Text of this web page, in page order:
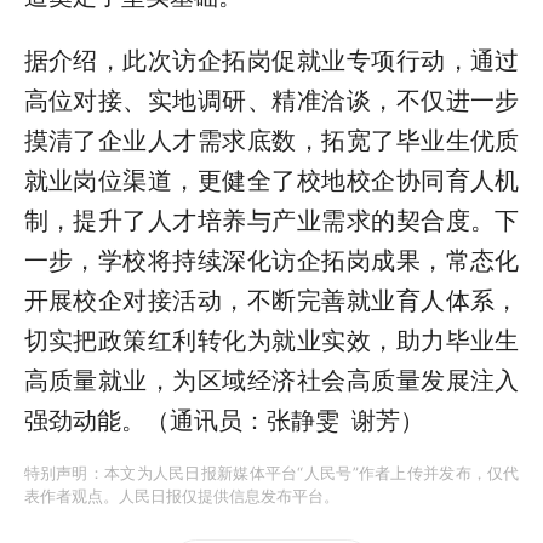
据介绍，此次访企拓岗促就业专项行动，通过
高位对接、实地调研、精准洽谈，不仅进一步
摸清了企业人才需求底数，拓宽了毕业生优质
就业岗位渠道，更健全了校地校企协同育人机
制，提升了人才培养与产业需求的契合度。下
一步，学校将持续深化访企拓岗成果，常态化
开展校企对接活动，不断完善就业育人体系，
切实把政策红利转化为就业实效，助力毕业生
高质量就业，为区域经济社会高质量发展注入
强劲动能。（通讯员：张静雯 谢芳）
特别声明：本文为人民日报新媒体平台“人民号”作者上传并发布，仅代
表作者观点。人民日报仅提供信息发布平台。